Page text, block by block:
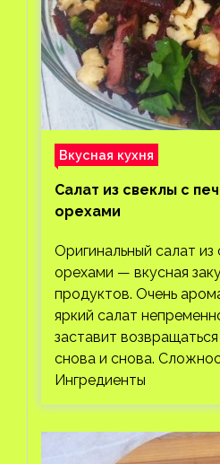
Вкусная кухня
Салат из свеклы с
орехами
Оригинальный салат из
орехами — вкусная
продуктов. Очень
яркий салат
заставит
снова и снова.
Ингредиенты